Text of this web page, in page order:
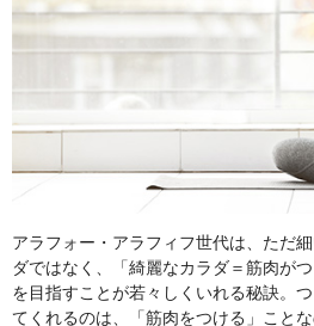
アラフォー・アラフィフ世代は、ただ
ダではなく、「綺麗なカラダ＝筋肉が
を目指すことが若々しくいれる秘訣。
てくれるのは、「筋肉をつける」ことな